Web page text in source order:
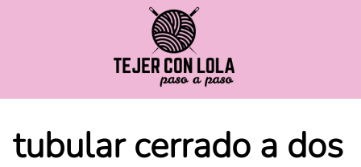
tubular cerrado a dos